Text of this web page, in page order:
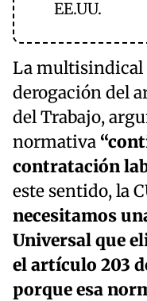
EE.UU.
La multisindical
derogación del
del Trabajo,
normativa
contratación
este sentido, la
necesitamos
Universal que
el artículo 203
porque esa